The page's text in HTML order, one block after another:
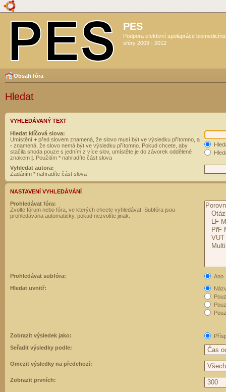
PES
Podpora efektivní spolupráce
sféry 2009 - 2012
Obsah fóra
Hledat
VYHLEDÁVANÝ TEXT
Hledat klíčová slova:
Umístění + před slovem znamená, že slovo musí být ve výsledku přítomno, a
- znamená, že slovo nemá být ve výsledku přítomno. Pokud chcete, aby
stačila shoda pouze s jedním z více slov, umístěte je do závorek oddělené
znakem | . Použitím * nahradíte část slova
Vyhledat autora:
Zadáním * nahradíte část slova
NASTAVENÍ VYHLEDÁVÁNÍ
Prohledávat fóra:
Zvolte fórum nebo fóra, ve kterých chcete vyhledávat. Subfóra jsou
prohledávána automaticky, pokud nezvolíte jinak.
Prohledávat subfóra:
Ano
Hledat uvnitř:
Zobrazit výsledek jako:
Seřadit výsledky podle:
Omezit výsledky na předchozí:
Zobrazit prvních: